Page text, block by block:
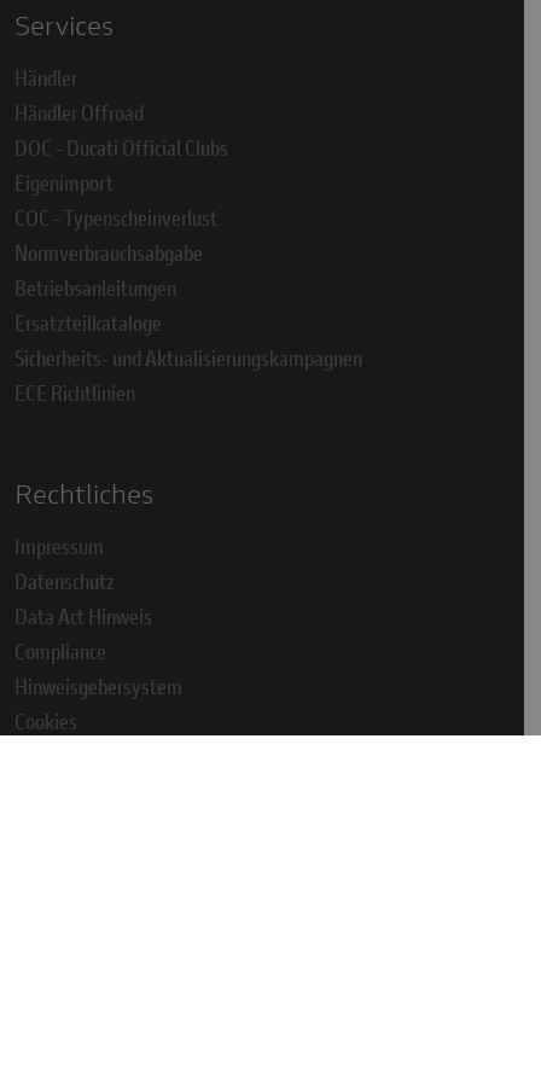
Services
Händler
Händler Offroad
DOC - Ducati Official Clubs
Eigenimport
COC - Typenscheinverlust
Normverbrauchsabgabe
Betriebsanleitungen
Ersatzteilkataloge
Sicherheits- und Aktualisierungskampagnen
ECE Richtlinien
Rechtliches
Impressum
Datenschutz
Data Act Hinweis
Compliance
Hinweisgebersystem
Cookies